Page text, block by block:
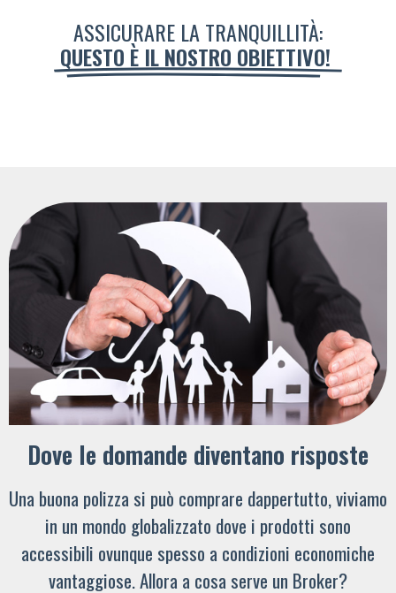
ASSICURARE LA TRANQUILLITÀ:
QUESTO È IL NOSTRO OBIETTIVO!
Dove le domande diventano risposte
Una buona polizza si può comprare dappertutto, viviamo
in un mondo globalizzato dove i prodotti sono
accessibili ovunque spesso a condizioni economiche
vantaggiose. Allora a cosa serve un Broker?